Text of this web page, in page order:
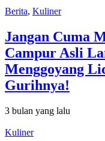
Berita, Kuliner
Jangan Cuma
Campur Asli
Menggoyang
Gurihnya!
3 bulan yang lalu
Kuliner